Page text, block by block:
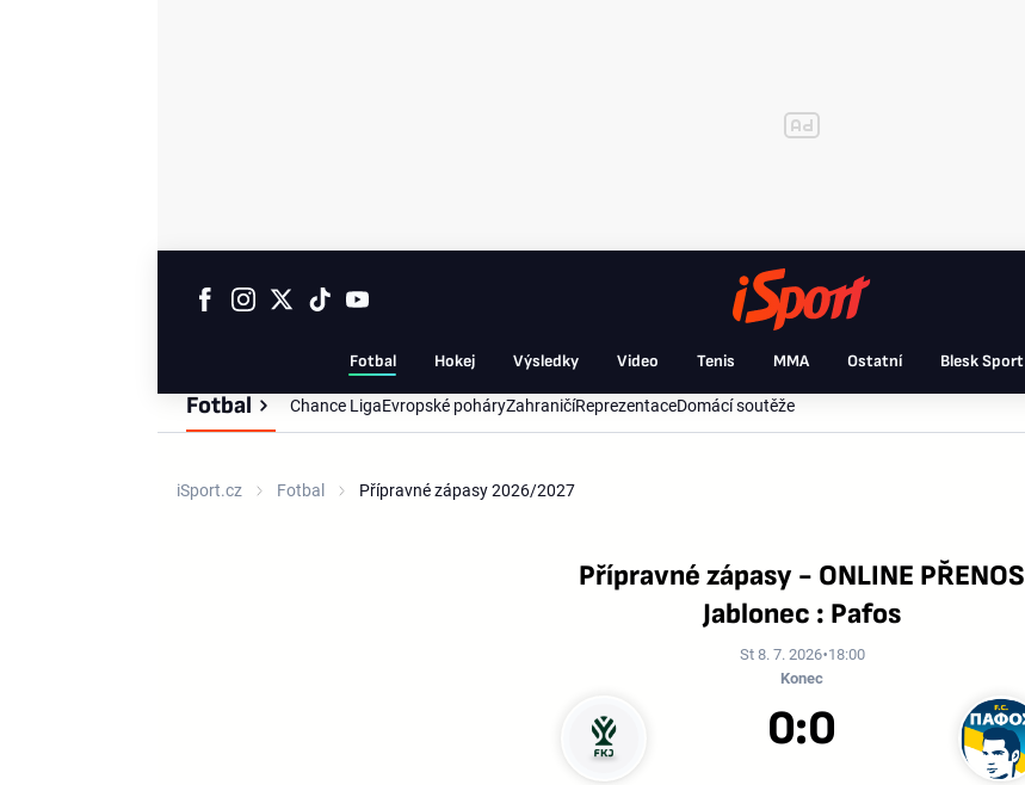
Fotbal Hokej Výsledky Video Tenis MMA Ostatní Blesk Sport
Fotbal Chance LigaEvropské poháryZahraničíReprezentaceDomácí soutěže
iSport.cz Fotbal Přípravné zápasy 2026/2027
Přípravné zápasy - ONLINE PŘENOS
Jablonec : Pafos
St 8. 7. 2026 18:00
Konec
0:0